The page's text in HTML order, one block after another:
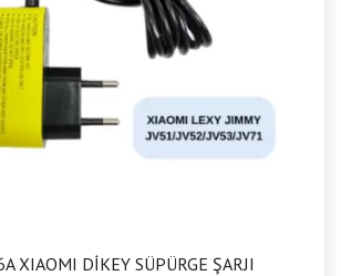
XIAOMI DİKEY SÜPÜRGE ŞARJI